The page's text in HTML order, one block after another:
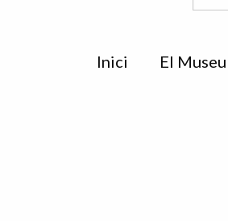
Inici El Museu